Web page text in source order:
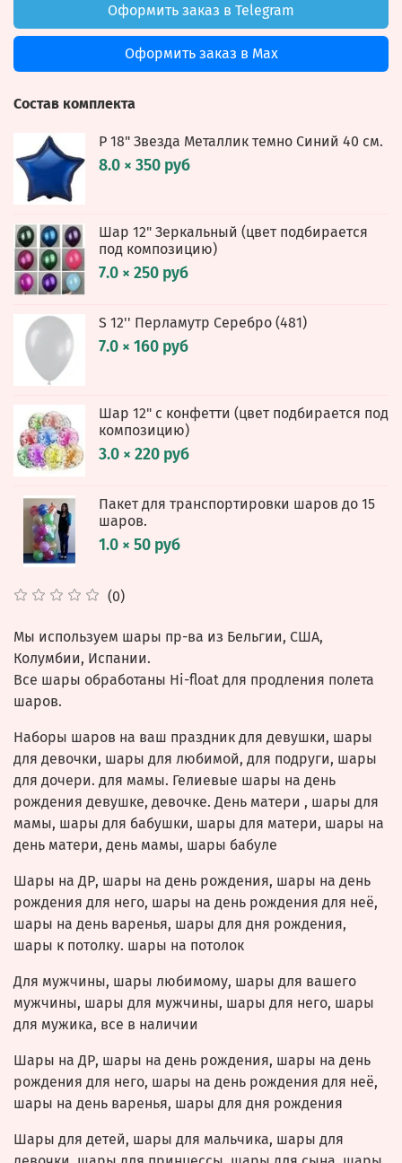
(0)
Оформить заказ в Telegram
Оформить заказ в Max
Состав комплекта
Р 18" Звезда Металлик темно Синий 40 см.
8.0 × 350 руб
Шар 12" Зеркальный (цвет подбирается
под композицию)
7.0 × 250 руб
S 12'' Перламутр Серебро (481)
7.0 × 160 руб
Шар 12" с конфетти (цвет подбирается под
композицию)
3.0 × 220 руб
Пакет для транспортировки шаров до 15
шаров.
1.0 × 50 руб
Мы используем шары пр-ва из Бельгии, США,
Колумбии, Испании.
Все шары обработаны Hi-float для продления полета
шаров.
Наборы шаров на ваш праздник для девушки, шары
для девочки, шары для любимой, для подруги, шары
для дочери. для мамы. Гелиевые шары на день
рождения девушке, девочке. День матери , шары для
мамы, шары для бабушки, шары для матери, шары на
день матери, день мамы, шары бабуле
Шары на ДР, шары на день рождения, шары на день
рождения для него, шары на день рождения для неё,
шары на день варенья, шары для дня рождения,
шары к потолку. шары на потолок
Для мужчины, шары любимому, шары для вашего
мужчины, шары для мужчины, шары для него, шары
для мужика, все в наличии
Шары на ДР, шары на день рождения, шары на день
рождения для него, шары на день рождения для неё,
шары на день варенья, шары для дня рождения
Шары для детей, шары для мальчика, шары для